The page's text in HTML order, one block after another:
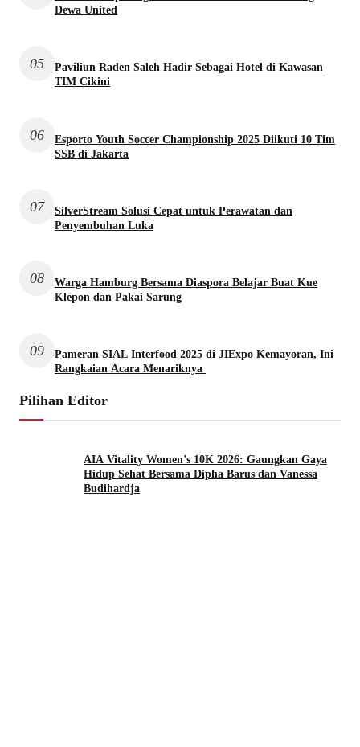
Dewa United
05
Paviliun Raden Saleh Hadir Sebagai Hotel di Kawasan
TIM Cikini
06
Esporto Youth Soccer Championship 2025 Diikuti 10 Tim
SSB di Jakarta
07
SilverStream Solusi Cepat untuk Perawatan dan
Penyembuhan Luka
08
Warga Hamburg Bersama Diaspora Belajar Buat Kue
Klepon dan Pakai Sarung
09
Pameran SIAL Interfood 2025 di JIExpo Kemayoran, Ini
Rangkaian Acara Menariknya
Pilihan Editor
AIA Vitality Women’s 10K 2026: Gaungkan Gaya
Hidup Sehat Bersama Dipha Barus dan Vanessa
Budihardja